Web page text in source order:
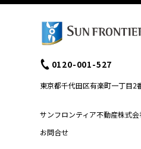
サンフロンティア不動産株式会
お問合せ
0120-001-527
東京都千代田区有楽町一丁目2